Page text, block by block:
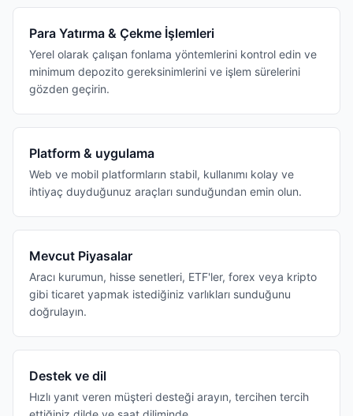
Para Yatırma & Çekme İşlemleri
Yerel olarak çalışan fonlama yöntemlerini kontrol edin ve
minimum depozito gereksinimlerini ve işlem sürelerini
gözden geçirin.
Platform & uygulama
Web ve mobil platformların stabil, kullanımı kolay ve
ihtiyaç duyduğunuz araçları sunduğundan emin olun.
Mevcut Piyasalar
Aracı kurumun, hisse senetleri, ETF'ler, forex veya kripto
gibi ticaret yapmak istediğiniz varlıkları sunduğunu
doğrulayın.
Destek ve dil
Hızlı yanıt veren müşteri desteği arayın, tercihen tercih